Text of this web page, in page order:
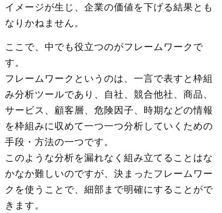
イメージが生じ、企業の価値を下げる結果とも
なりかねません。
ここで、中でも役立つのがフレームワークで
す。
フレームワークというのは、一言で表すと枠組
み分析ツールであり、自社、競合他社、商品、
サービス、顧客層、危険因子、時期などの情報
を枠組みに収めて一つ一つ分析していくための
手段・方法の一つです。
このような分析を漏れなく組み立てることはな
かなか難しいのですが、決まったフレームワー
クを使うことで、細部まで明確にすることがで
きます。